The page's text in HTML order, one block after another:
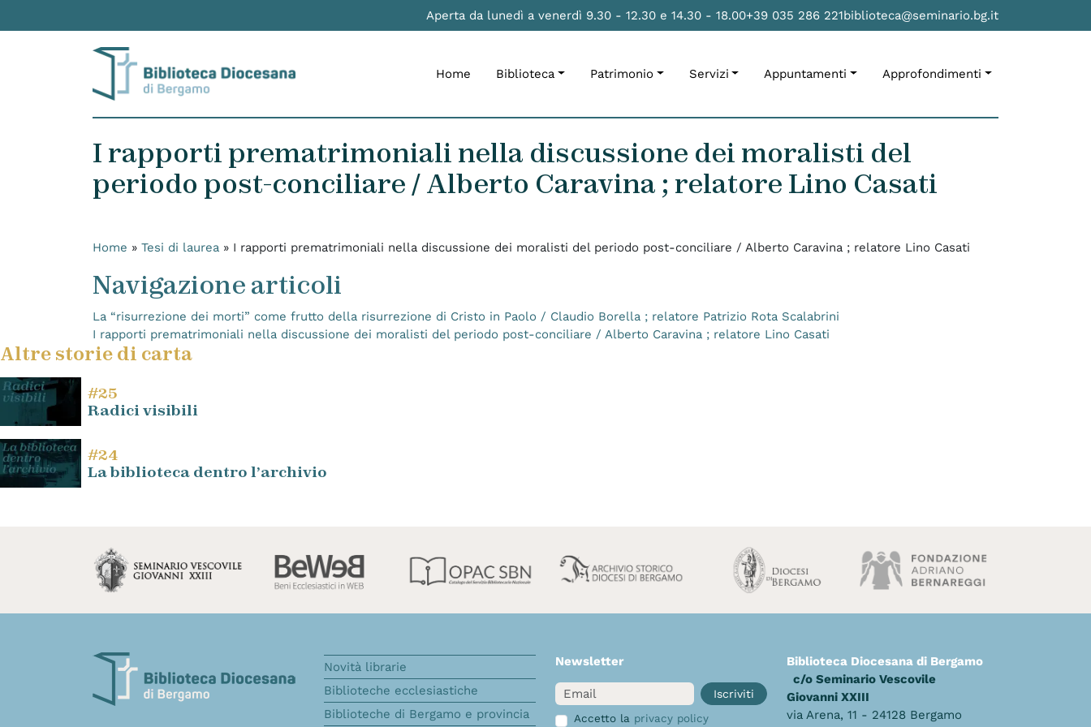
Aperta da lunedì a venerdì 9.30 - 12.30 e 14.30 - 18.00+39 035 286 221biblioteca@seminario.bg.it
Home Biblioteca Patrimonio Servizi Appuntamenti Approfondimenti
I rapporti prematrimoniali nella discussione dei moralisti del
periodo post-conciliare / Alberto Caravina ; relatore Lino Casati
Home » Tesi di laurea » I rapporti prematrimoniali nella discussione dei moralisti del periodo post-conciliare / Alberto Caravina ; relatore Lino Casati
Navigazione articoli
La “risurrezione dei morti” come frutto della risurrezione di Cristo in Paolo / Claudio Borella ; relatore Patrizio Rota Scalabrini
I rapporti prematrimoniali nella discussione dei moralisti del periodo post-conciliare / Alberto Caravina ; relatore Lino Casati
Altre storie di carta
#25
Radici visibili
#24
La biblioteca dentro l’archivio
Novità librarie
Biblioteche ecclesiastiche
Biblioteche di Bergamo e provincia
Newsletter
Email
Iscriviti
Accetto la privacy policy
Biblioteca Diocesana di Bergamo
c/o Seminario Vescovile
Giovanni XXIII
via Arena, 11 - 24128 Bergamo